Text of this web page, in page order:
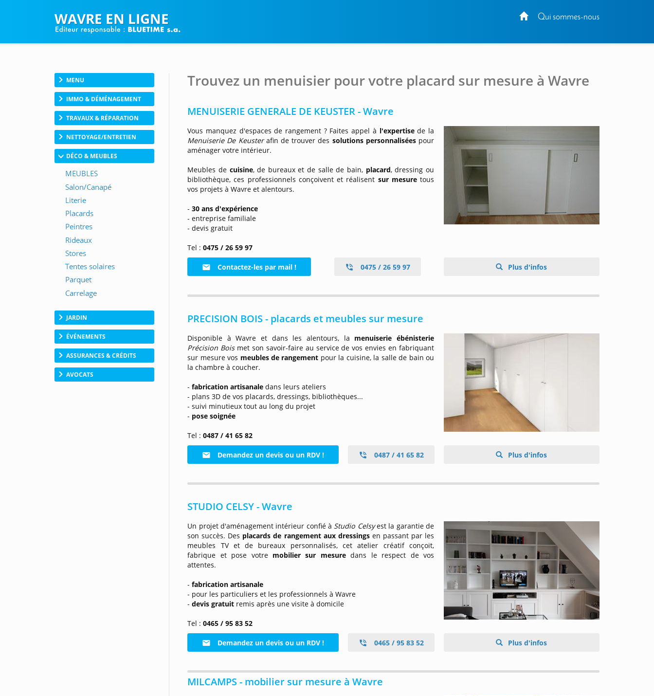
Qui sommes-nous
WAVRE EN LIGNE
MENU
IMMO & DÉMÉNAGEMENT
TRAVAUX & RÉPARATION
NETTOYAGE/ENTRETIEN
DÉCO & MEUBLES
JARDIN
ÉVÉNEMENTS
ASSURANCES & CRÉDITS
AVOCATS
Trouvez un menuisier pour votre placard sur mesure à Wavre
MENUISERIE GENERALE DE KEUSTER - Wavre
Vous manquez d'espaces de rangement ? Faites appel à l'expertisede la
Menuiserie De Keusterafin de trouver des solutions personnaliséespour
aménager votre intérieur.
Meubles de cuisine, de bureaux et de salle de bain, placard, dressing ou
bibliothèque, ces professionnels conçoivent et réalisent sur mesuretous
vos projets à Wavre et alentours.
-30 ans d'expérience
- entreprise familiale
- devis gratuit
Tel :0475 / 26 59 97
Contactez-les par mail ! 0475 / 26 59 97 Plus d'infos
PRECISION BOIS - placards et meubles sur mesure
Disponible à Wavre et dans les alentours, la menuiserie ébénisterie
Précision Boismet son savoir-faire au service de vos envies en fabriquant
sur mesure vos meubles de rangement pour la cuisine, la salle de bain ou
la chambre à coucher.
-fabrication artisanaledans leurs ateliers
- plans 3D de vos placards, dressings, bibliothèques...
- suivi minutieux tout au long du projet
- pose soignée
Tel :0487 / 41 65 82
Demandez un devis ou un RDV ! 0487 / 41 65 82 Plus d'infos
STUDIO CELSY - Wavre
Un projet d'aménagement intérieur confié à Studio Celsyest la garantie de
son succès. Des placards de rangement aux dressingsen passant par les
meubles TV et de bureaux personnalisés, cet atelier créatif conçoit,
fabrique et pose votre mobilier sur mesuredans le respect de vos
attentes.
-fabrication artisanale
- pour les particuliers et les professionnels à Wavre
-devis gratuit remis après une visite à domicile
Tel :0465 / 95 83 52
Demandez un devis ou un RDV ! 0465 / 95 83 52 Plus d'infos
MILCAMPS - mobilier sur mesure à Wavre